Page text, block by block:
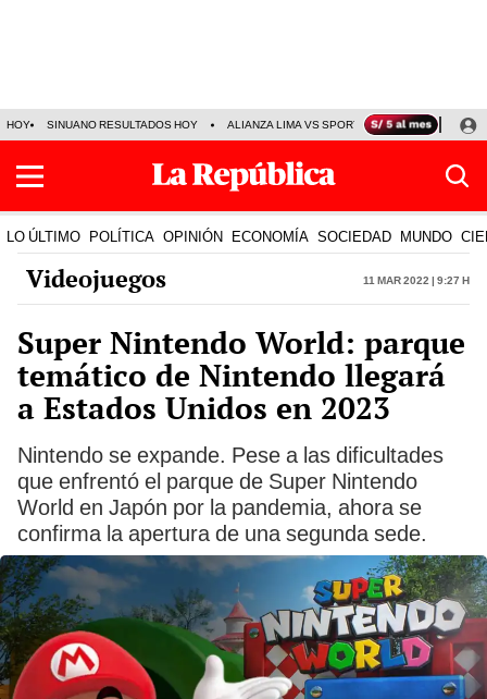
HOY SINUANO RESULTADOS HOY ALIANZA LIMA VS SPORT BOYS JORGE
LO ÚLTIMO POLÍTICA OPINIÓN ECONOMÍA SOCIEDAD MUNDO
Videojuegos 11 Mar 2022 | 9:27 h
Super Nintendo World: parque
temático de Nintendo llegará
a Estados Unidos en 2023
Nintendo se expande. Pese a las dificultades
que enfrentó el parque de Super Nintendo
World en Japón por la pandemia, ahora se
confirma la apertura de una segunda sede.